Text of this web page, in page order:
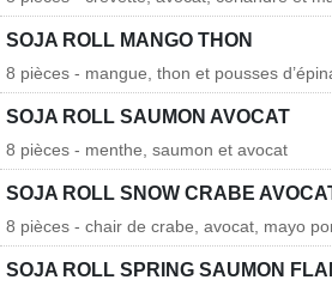
SOJA ROLL MANGO THON
8 pièces - mangue, thon et pousses
SOJA ROLL SAUMON AVOCAT
8 pièces - menthe, saumon et avocat
SOJA ROLL SNOW CRABE
8 pièces - chair de crabe, avocat, mayo
SOJA ROLL SPRING SAUMON